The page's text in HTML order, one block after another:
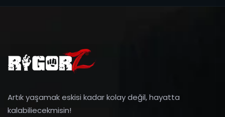
Artık yaşamak eskisi kadar kolay değil, hayatta
kalabiliecekmisin!